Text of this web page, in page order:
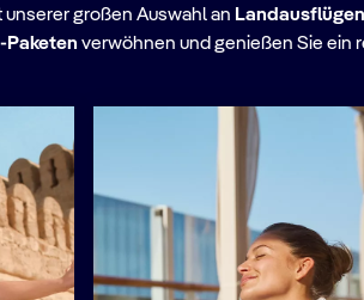
großen Auswahl an Landausflügen
Paketen​ verwöhnen und genießen Sie ein